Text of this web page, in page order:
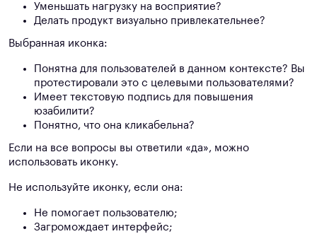
Уменьшать нагрузку на восприятие?
Делать продукт визуально привлекательнее?
Выбранная иконка:
Понятна для пользователей в данном контексте? Вы
протестировали это с целевыми пользователями?
Имеет текстовую подпись для повышения
юзабилити?
Понятно, что она кликабельна?
Если на все вопросы вы ответили «да», можно
использовать иконку.
Не используйте иконку, если она:
Не помогает пользователю;
Загромождает интерфейс;